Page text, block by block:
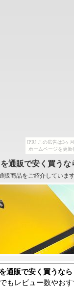
[PR] この広告は3ヶ
ホームページを更
通販で安く買うな
販商品をご紹介していま
通販で安く買うなら
もレビュー数やお